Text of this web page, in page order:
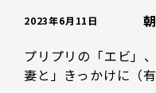
2023年6月11日
プリプリの「エビ」
妻と」きっかけに（有